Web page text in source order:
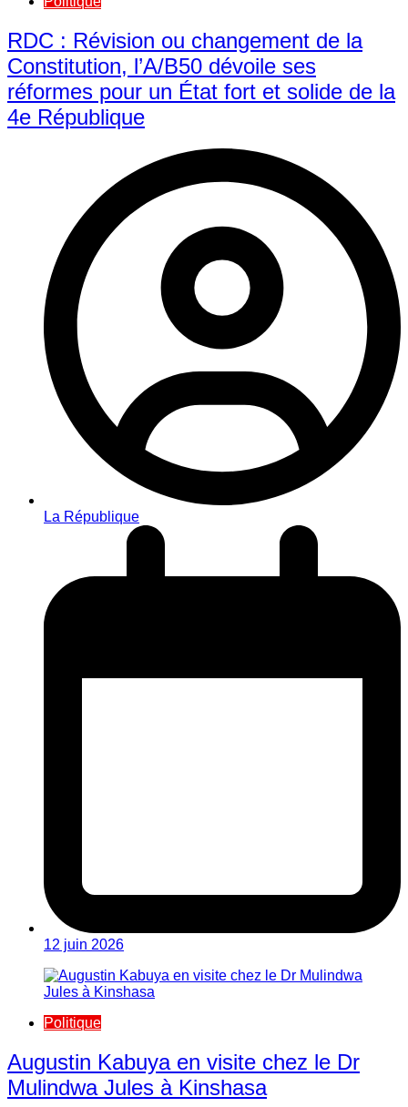
RDC : Révision ou changement de la
Constitution, l’A/B50 dévoile ses
réformes pour un État fort et solide de la
4e République
La République
12 juin 2026
Politique
Augustin Kabuya en visite chez le Dr
Mulindwa Jules à Kinshasa